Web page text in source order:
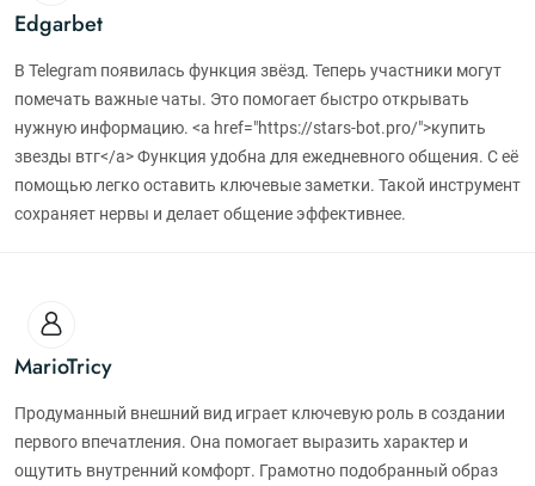
Edgarbet
В Telegram появилась функция звёзд. Теперь участники могут
помечать важные чаты. Это помогает быстро открывать
нужную информацию. <a href="https://stars-bot.pro/">купить
звезды втг</a> Функция удобна для ежедневного общения. С её
помощью легко оставить ключевые заметки. Такой инструмент
сохраняет нервы и делает общение эффективнее.
MarioTricy
Продуманный внешний вид играет ключевую роль в создании
первого впечатления. Она помогает выразить характер и
ощутить внутренний комфорт. Грамотно подобранный образ